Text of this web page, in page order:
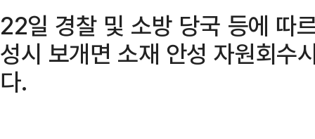
22일 경찰 및 소방 당국 등에 따
성시 보개면 소재 안성 자원회수
다.